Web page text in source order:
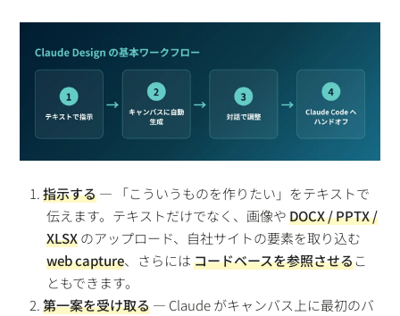
指示する— 「こういうものを作りたい」をテキストで
伝えます。テキストだけでなく、画像やDOCX / PPTX /
XLSXのアップロード、自社サイトの要素を取り込む
web capture、さらにはコードベースを参照させるこ
ともできます。
第一案を受け取る— Claude がキャンバス上に最初のバ